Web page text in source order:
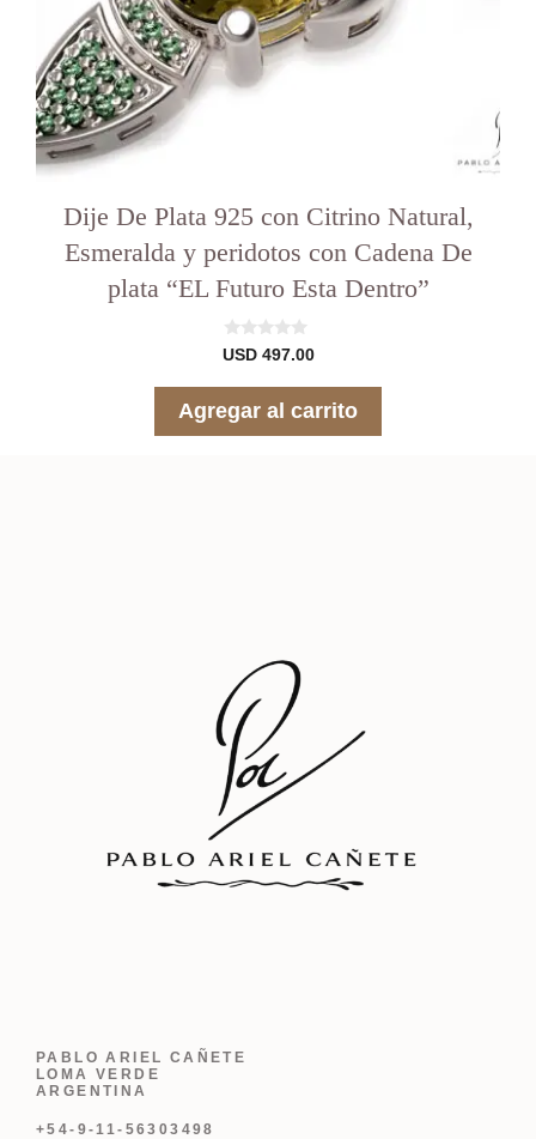
Dije De Plata 925 con Citrino Natural,
Esmeralda y peridotos con Cadena De
plata “EL Futuro Esta Dentro”
0
d
USD497.00
Agregar al carrito
PABLO ARIEL CAÑETE
LOMA VERDE
ARGENTINA
+54-9-11-56303498